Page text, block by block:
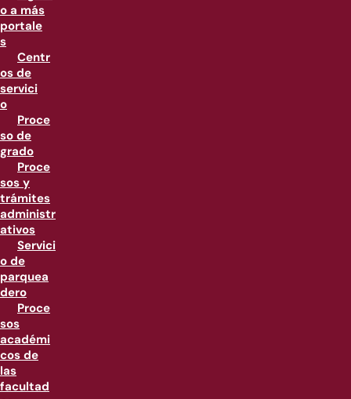
o a más
portale
s
Centr
os de
servici
o
Proce
so de
grado
Proce
sos y
trámites
administr
ativos
Servici
o de
parquea
dero
Proce
sos
académi
cos de
las
facultad